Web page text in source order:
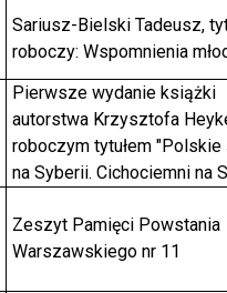
Sariusz-Bielski Tadeusz,
roboczy: Wspomnienia
Pierwsze wydanie książki
autorstwa Krzysztofa
roboczym tytułem "Polskie
na Syberii. Cichociemni na
Zeszyt Pamięci Powstania
Warszawskiego nr 11